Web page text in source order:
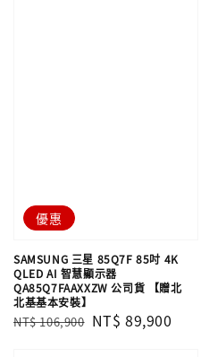
優惠
SAMSUNG 三星 85Q7F 85吋 4K
QLED AI 智慧顯示器
QA85Q7FAAXXZW 公司貨 【贈北
北基基本安裝】
Regular
NT$ 106,900 Sale
NT$ 89,900